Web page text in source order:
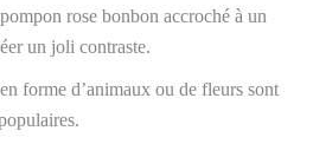
rose bonbon accroché à un
un joli contraste.
forme d’animaux ou de fleurs sont